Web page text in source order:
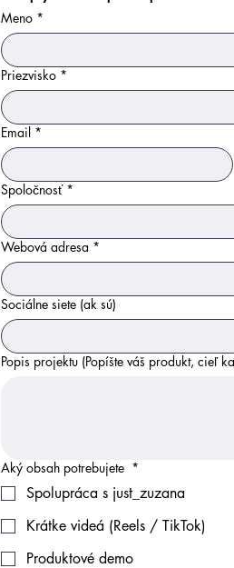
Meno *
Priezvisko *
Email *
Spoločnosť *
Webová adresa *
Sociálne siete (ak sú)
Popis projektu (Popíšte váš produkt, cieľ
Aký obsah potrebujete *
Spolupráca s just_zuzana
Krátke videá (Reels / TikTok)
Produktové demo